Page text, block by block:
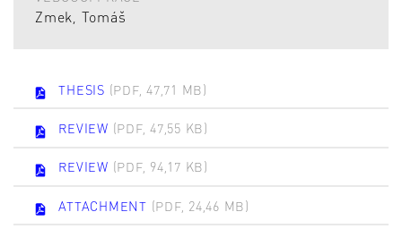
Zmek, Tomáš
THESIS (PDF, 47,71 MB)
REVIEW (PDF, 47,55 KB)
REVIEW (PDF, 94,17 KB)
ATTACHMENT (PDF, 24,46 MB)